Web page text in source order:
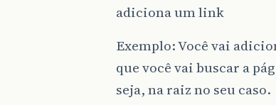
adiciona um link
Exemplo: Você vai
que você vai buscar a
seja, na raiz no seu caso.